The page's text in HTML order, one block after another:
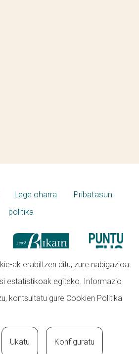
Lege oharra
Pribatasun
politika
ak erabiltzen ditu, zure nabigazioa
estatistikoak egiteko. Informazio
kontsultatu gure Cookien Politika
Ukatu Konfiguratu